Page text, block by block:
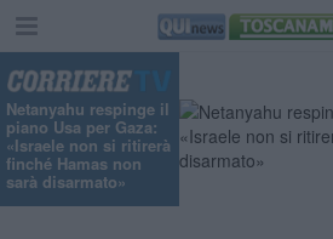
Netanyahu respinge il
piano Usa per Gaza:
«Israele non si ritirerà
finché Hamas non
sarà disarmato»